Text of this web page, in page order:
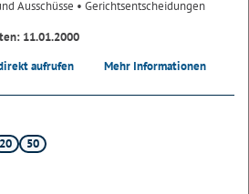
Ausschüsse • Gerichtsentscheidungen
11.01.2000
aufrufen Mehr Informationen
20 50